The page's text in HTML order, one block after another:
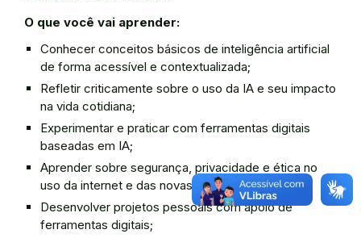
O que você vai aprender:
Conhecer conceitos básicos de inteligência artificial
de forma acessível e contextualizada;
Refletir criticamente sobre o uso da IA e seu impacto
na vida cotidiana;
Experimentar e praticar com ferramentas digitais
baseadas em IA;
Aprender sobre segurança, privacidade e ética no
uso da internet e das novas tecnologias;
Desenvolver projetos pessoais com apoio de
ferramentas digitais;